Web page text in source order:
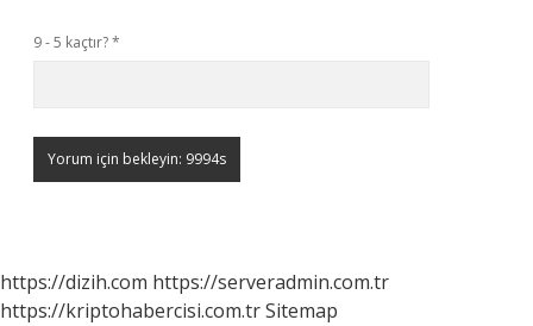
9 - 5 kaçtır?*
https://dizih.com https://serveradmin.com.tr
https://kriptohabercisi.com.trSitemap